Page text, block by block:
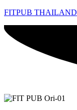
FITPUB THAILAND